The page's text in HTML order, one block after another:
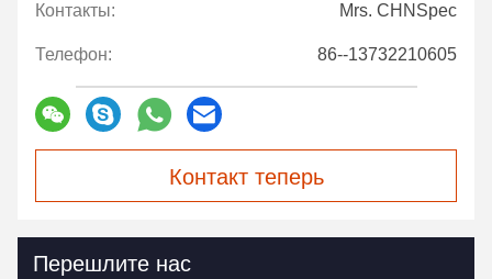
Контакты: Mrs. CHNSpec
Телефон: 86--13732210605
Контакт теперь
Перешлите нас